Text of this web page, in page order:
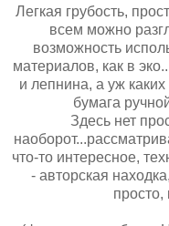
Легкая грубость,
всем можно
возможность
материалов, как в
и лепнина, а уж
бумага
Здесь нет
что-то интересное,
- авторская
просто,